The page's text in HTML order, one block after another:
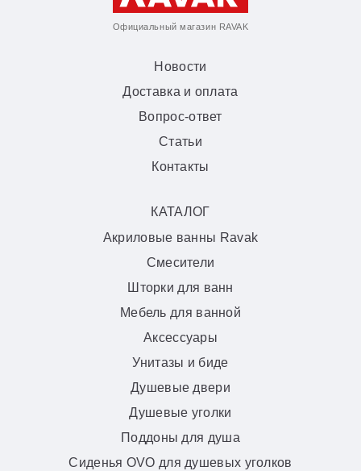
Официальный магазин RAVAK
Новости
Доставка и оплата
Вопрос-ответ
Статьи
Контакты
КАТАЛОГ
Акриловые ванны Ravak
Смесители
Шторки для ванн
Мебель для ванной
Аксессуары
Унитазы и биде
Душевые двери
Душевые уголки
Поддоны для душа
Сиденья OVO для душевых уголков